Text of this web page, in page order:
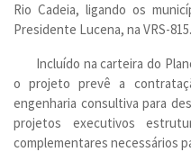
Rio Cadeia, ligando os
Presidente Lucena, na VRS-815.
Incluído na carteira do
o projeto prevê a
engenharia consultiva para
projetos executivos
complementares necessários